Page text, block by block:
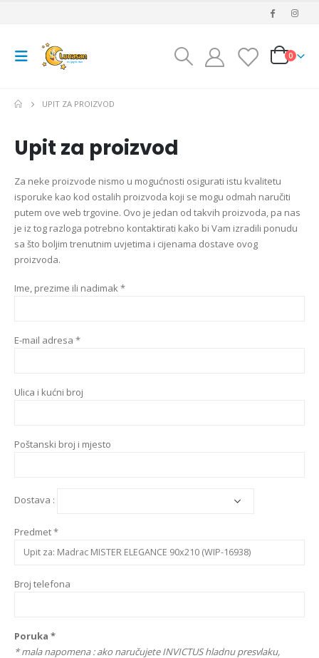
0
UPIT ZA PROIZVOD
Upit za proizvod
Za neke proizvode nismo u mogućnosti osigurati istu kvalitetu
isporuke kao kod ostalih proizvoda koji se mogu odmah naručiti
putem ove web trgovine. Ovo je jedan od takvih proizvoda, pa nas
je iz tog razloga potrebno kontaktirati kako bi Vam izradili ponudu
sa što boljim trenutnim uvjetima i cijenama dostave ovog
proizvoda.
Ime, prezime ili nadimak *
E-mail adresa *
Ulica i kućni broj
Poštanski broj i mjesto
Dostava :
Predmet *
Broj telefona
Poruka *
* mala napomena : ako naručujete INVICTUS hladnu presvlaku,